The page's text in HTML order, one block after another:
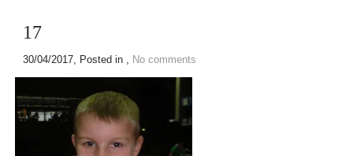
17
30/04/2017, Posted in , No comments